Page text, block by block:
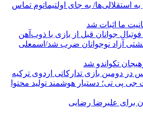
استقلالی‌ها/ به جای اولتیماتوم تماس
ما اثبات شد
جوانان قبل از بازی با ذوب‌آهن
آزاد نوجوانان ضرب شد/اسمعلی
تکواندو شد
در دومین بازی تدارکاتی اردوی ترکیه
تی؛ دستیار هوشمند تولید محتوا
برای علیرضا رضایی